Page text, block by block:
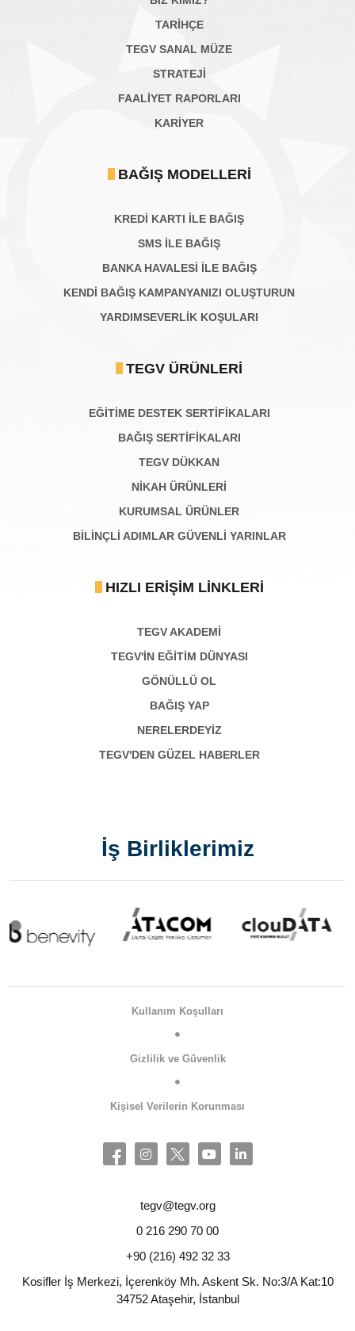
TARİHÇE
TEGV SANAL MÜZE
STRATEJİ
FAALİYET RAPORLARI
KARIYER
BAĞIŞ MODELLERI
KREDİ KARTI İLE BAĞIŞ
SMS İLE BAĞIŞ
BANKA HAVALESİ İLE BAĞIŞ
KENDİ BAĞIŞ KAMPANYANIZI OLUŞTURUN
YARDIMSEVERLİK KOŞULARI
TEGV ÜRÜNLERI
EĞİTİME DESTEK SERTİFİKALARI
BAĞIŞ SERTIFIKALARI
TEGV DÜKKAN
NİKAH ÜRÜNLERİ
KURUMSAL ÜRÜNLER
BILINÇLI ADIMLAR GÜVENLI YARINLAR
HIZLI ERIŞIM LINKLERI
TEGV AKADEMI
TEGV'İN EĞİTİM DÜNYASI
GÖNÜLLÜ OL
BAĞIŞ YAP
NERELERDEYİZ
TEGV'DEN GÜZEL HABERLER
İş Birliklerimiz
Kullanım Koşulları
Gizlilik ve Güvenlik
Kişisel Verilerin Korunması
tegv@tegv.org
0 216 290 70 00
+90 (216) 492 32 33
Kosifler İş Merkezi, İçerenköy Mh. Askent Sk. No:3/A Kat:10
34752 Ataşehir, İstanbul